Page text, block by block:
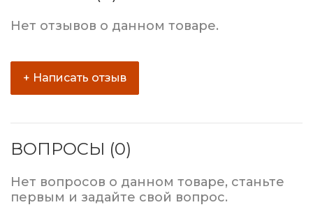
Нет отзывов о данном товаре.
+ Написать отзыв
ВОПРОСЫ (0)
Нет вопросов о данном товаре, станьте
первым и задайте свой вопрос.